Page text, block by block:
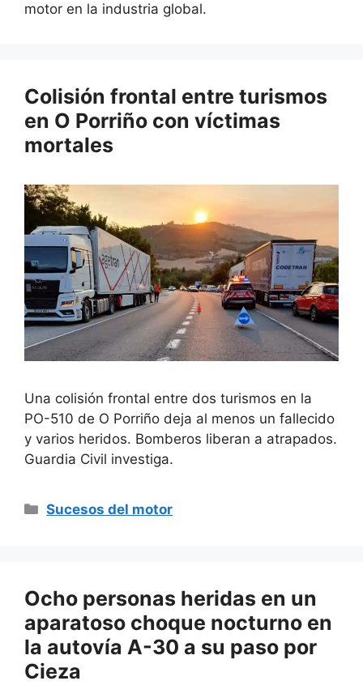
motor en la industria global.
Colisión frontal entre turismos
en O Porriño con víctimas
mortales
Una colisión frontal entre dos turismos en la
PO-510 de O Porriño deja al menos un fallecido
y varios heridos. Bomberos liberan a atrapados.
Guardia Civil investiga.
Categorías
Sucesos del motor
Ocho personas heridas en un
aparatoso choque nocturno en
la autovía A-30 a su paso por
Cieza